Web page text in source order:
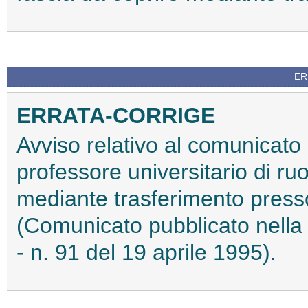
ERRATA-CORRIGE
Avviso relativo al
professore universitario di
mediante trasferimento
(Comunicato pubblicato
- n. 91 del 19 aprile 1995).